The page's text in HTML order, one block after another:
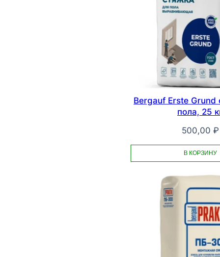
Bergauf Erste Grund
пола, 25
500,00 ₽
В КОРЗИНУ